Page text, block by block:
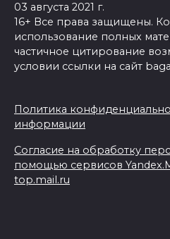
03 августа 2021 г.
16+ Все права защищены.
использование полных
частичное цитирование
условии ссылки на сайт
Политика
информации
Согласие на обработку
помощью сервисов
top.mail.ru